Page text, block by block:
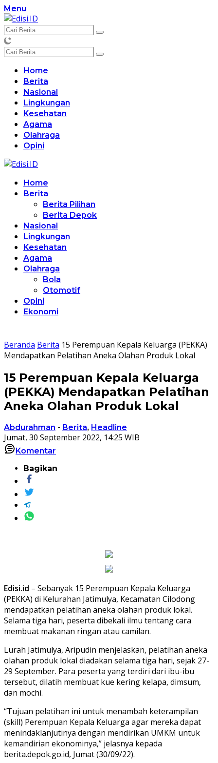
Langsung
ke
konten
Menu
Home
Berita
Nasional
Lingkungan
Kesehatan
Agama
Olahraga
Opini
Home
Berita
Berita Pilihan
Berita Depok
Nasional
Lingkungan
Kesehatan
Agama
Olahraga
Bola
Otomotif
Opini
Ekonomi
Beranda Berita 15 Perempuan Kepala Keluarga (PEKKA)
Mendapatkan Pelatihan Aneka Olahan Produk Lokal
15 Perempuan Kepala Keluarga
(PEKKA) Mendapatkan Pelatihan
Aneka Olahan Produk Lokal
Abdurahman - Berita, Headline
Jumat, 30 September 2022, 14:25 WIB
Komentar
Bagikan
Edisi.id – Sebanyak 15 Perempuan Kepala Keluarga
(PEKKA) di Kelurahan Jatimulya, Kecamatan Cilodong
mendapatkan pelatihan aneka olahan produk lokal.
Selama tiga hari, peserta dibekali ilmu tentang cara
membuat makanan ringan atau camilan.
Lurah Jatimulya, Aripudin menjelaskan, pelatihan aneka
olahan produk lokal diadakan selama tiga hari, sejak 27-
29 September. Para peserta yang terdiri dari ibu-ibu
tersebut, dilatih membuat kue kering kelapa, dimsum,
dan mochi.
“Tujuan pelatihan ini untuk menambah keterampilan
(skill) Perempuan Kepala Keluarga agar mereka dapat
menindaklanjutinya dengan mendirikan UMKM untuk
kemandirian ekonominya,” jelasnya kepada
berita.depok.go.id, Jumat (30/09/22).